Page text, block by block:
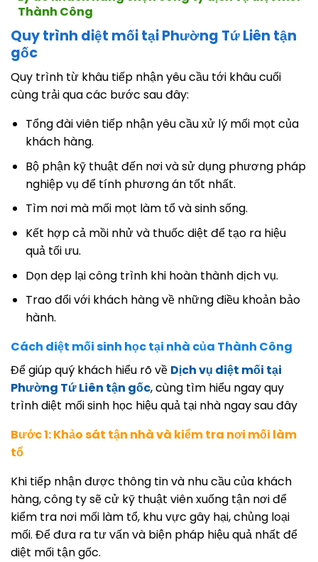
Thành Công
Quy trình diệt mối tại Phường Tứ Liên tận
gốc
Quy trình từ khâu tiếp nhận yêu cầu tới khâu cuối
cùng trải qua các bước sau đây:
Tổng đài viên tiếp nhận yêu cầu xử lý mối mọt của
khách hàng.
Bộ phận kỹ thuật đến nơi và sử dụng phương pháp
nghiệp vụ để tính phương án tốt nhất.
Tìm nơi mà mối mọt làm tổ và sinh sống.
Kết hợp cả mồi nhử và thuốc diệt để tạo ra hiệu
quả tối ưu.
Dọn dẹp lại công trình khi hoàn thành dịch vụ.
Trao đổi với khách hàng về những điều khoản bảo
hành.
Cách diệt mối sinh học tại nhà của Thành Công
Để giúp quý khách hiểu rõ về Dịch vụ diệt mối tại
Phường Tứ Liên tận gốc, cùng tìm hiểu ngay quy
trình diệt mối sinh học hiệu quả tại nhà ngay sau đây
Bước 1: Khảo sát tận nhà và kiểm tra nơi mối làm
tổ
Khi tiếp nhận được thông tin và nhu cầu của khách
hàng, công ty sẽ cử kỹ thuật viên xuống tận nơi để
kiểm tra nơi mối làm tổ, khu vực gây hại, chủng loại
mối. Để đưa ra tư vấn và biện pháp hiệu quả nhất để
diệt mối tận gốc.